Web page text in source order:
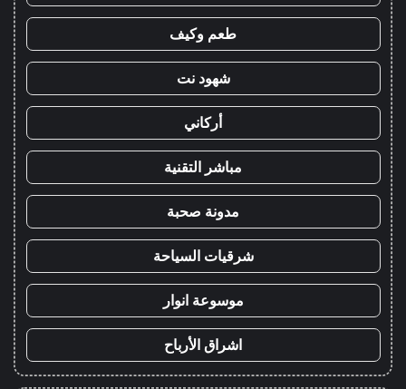
طعم وكيف
شهود نت
أركاني
مباشر التقنية
مدونة صحبة
شرقيات السياحة
موسوعة انوار
اشراق الأرباح